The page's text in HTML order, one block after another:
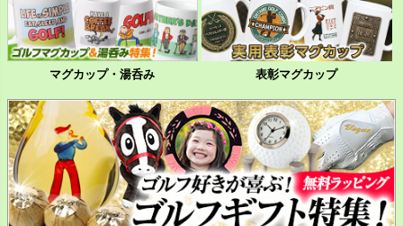
マグカップ・湯呑み 表彰マグカップ